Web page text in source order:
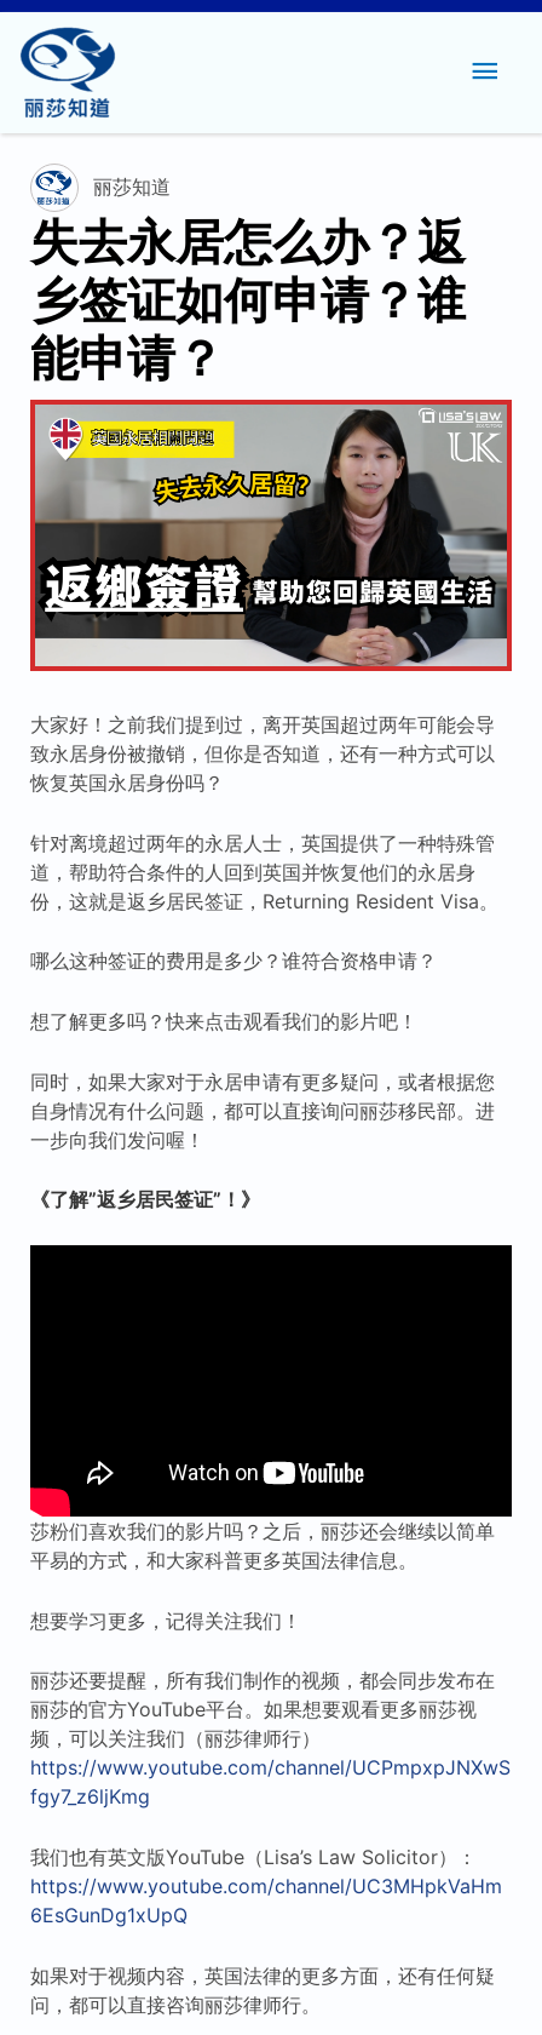
主
菜
丽莎知道
失去永居怎么办？返
乡签证如何申请？谁
能申请？
大家好！之前我们提到过，离开英国超过两年可能会导
致永居身份被撤销，但你是否知道，还有一种方式可以
恢复英国永居身份吗？
针对离境超过两年的永居人士，英国提供了一种特殊管
道，帮助符合条件的人回到英国并恢复他们的永居身
份，这就是返乡居民签证，Returning Resident Visa。
哪么这种签证的费用是多少？谁符合资格申请？
想了解更多吗？快来点击观看我们的影片吧！
同时，如果大家对于永居申请有更多疑问，或者根据您
自身情况有什么问题，都可以直接询问丽莎移民部。进
一步向我们发问喔！
《了解”返乡居民签证”！》
莎粉们喜欢我们的影片吗？之后，丽莎还会继续以简单
平易的方式，和大家科普更多英国法律信息。
想要学习更多，记得关注我们！
丽莎还要提醒，所有我们制作的视频，都会同步发布在
丽莎的官方YouTube平台。如果想要观看更多丽莎视
频，可以关注我们（丽莎律师行）
https://www.youtube.com/channel/UCPmpxpJNXwS
fgy7_z6ljKmg
我们也有英文版YouTube（Lisa’s Law Solicitor）：
https://www.youtube.com/channel/UC3MHpkVaHm
6EsGunDg1xUpQ
如果对于视频内容，英国法律的更多方面，还有任何疑
问，都可以直接咨询丽莎律师行。